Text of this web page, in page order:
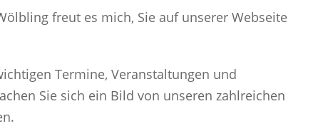
freut es mich, Sie auf unserer Webseite
Termine, Veranstaltungen und
Sie sich ein Bild von unseren zahlreichen